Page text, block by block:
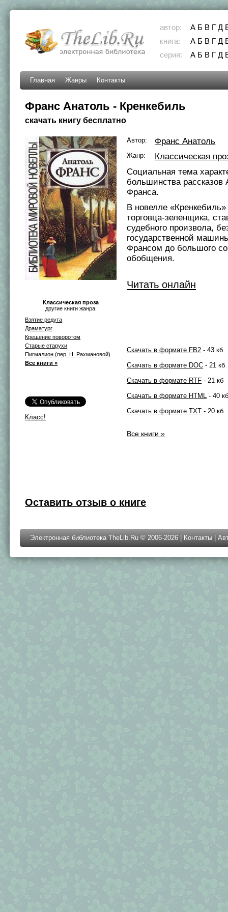
автор: А Б В Г Д
книга:
А Б В Г Д
серия:
А Б В Г Д
Главная Жанры Контакты
Франс Анатоль - Кренкебиль
скачать книгу бесплатно
Классическая проза
другие книги жанра:
Взятие редута
Драматург
Крещение поворотом
Старые старухи
Пигмалион (пер. Н. Рахмановой)
Все книги »
Класс!
Автор: Франс Анатоль
Жанр:
Классическая
Социальная тема
большинства рассказов
Франса.
В новелле
торговца-зеленщика,
судебного произвола,
государственной
Франсом до большого
обобщения.
Читать онлайн
Скачать в формате FB2 - 43 кб
Скачать в формате DOC - 21 кб
Скачать в формате RTF - 21 кб
Скачать в формате HTML - 40
Скачать в формате TXT - 20 кб
Все книги »
Оставить отзыв о книге
Электронная библиотека TheLib.Ru © 2006-2026 | Контакты |